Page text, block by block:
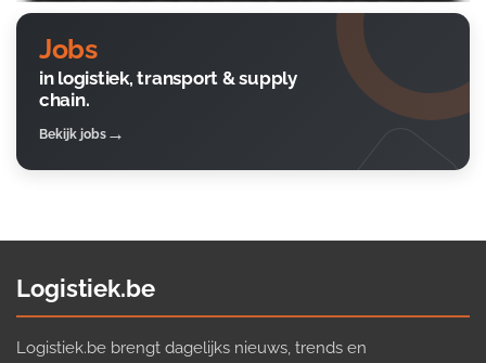
Jobs
in logistiek, transport & supply
chain.
Bekijk jobs
Logistiek.be
Logistiek.be brengt dagelijks nieuws, trends en